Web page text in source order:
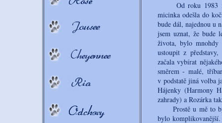
Od roku 1983
micinka odešla do
bude dál, najednou u
jsem uznat, že bude
života, bylo mnohdy
ustoupit z
začala vybírat
směrem - malé,
v podstatě jiná volba
Hájenky (Harmony
zahrady) a Rozárka
Prostě u mě to
bylo